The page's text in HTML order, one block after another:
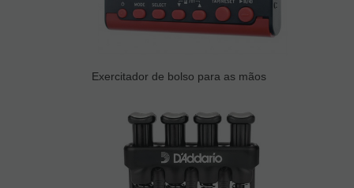
Exercitador de bolso para as mãos